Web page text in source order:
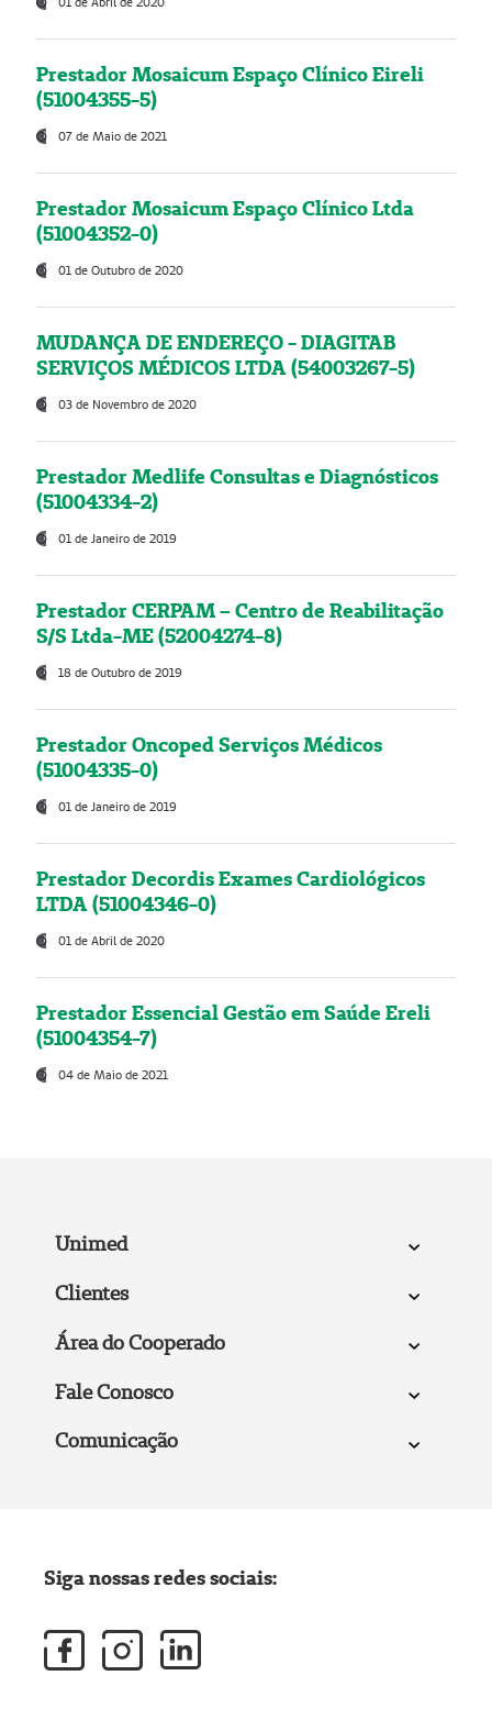
Prestador Mosaicum Espaço Clínico Eireli
(51004355-5)
07 de Maio de 2021
Prestador Mosaicum Espaço Clínico Ltda
(51004352-0)
01 de Outubro de 2020
MUDANÇA DE ENDEREÇO - DIAGITAB
SERVIÇOS MÉDICOS LTDA (54003267-5)
03 de Novembro de 2020
Prestador Medlife Consultas e Diagnósticos
(51004334-2)
01 de Janeiro de 2019
Prestador CERPAM – Centro de Reabilitação
S/S Ltda-ME (52004274-8)
18 de Outubro de 2019
Prestador Oncoped Serviços Médicos
(51004335-0)
01 de Janeiro de 2019
Prestador Decordis Exames Cardiológicos
LTDA (51004346-0)
01 de Abril de 2020
Prestador Essencial Gestão em Saúde Ereli
(51004354-7)
04 de Maio de 2021
Unimed
Clientes
Área do Cooperado
Fale Conosco
Comunicação
Siga nossas redes sociais: